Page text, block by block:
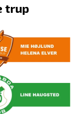
trup